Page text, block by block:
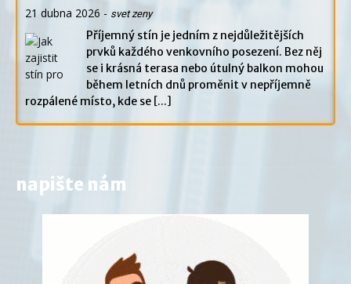
21 dubna 2026 - svet zeny
Příjemný stín je jedním z nejdůležitějších
prvků každého venkovního posezení. Bez něj
se i krásná terasa nebo útulný balkon mohou
během letních dnů proměnit v nepříjemně
rozpálené místo, kde se [...]
napište nám